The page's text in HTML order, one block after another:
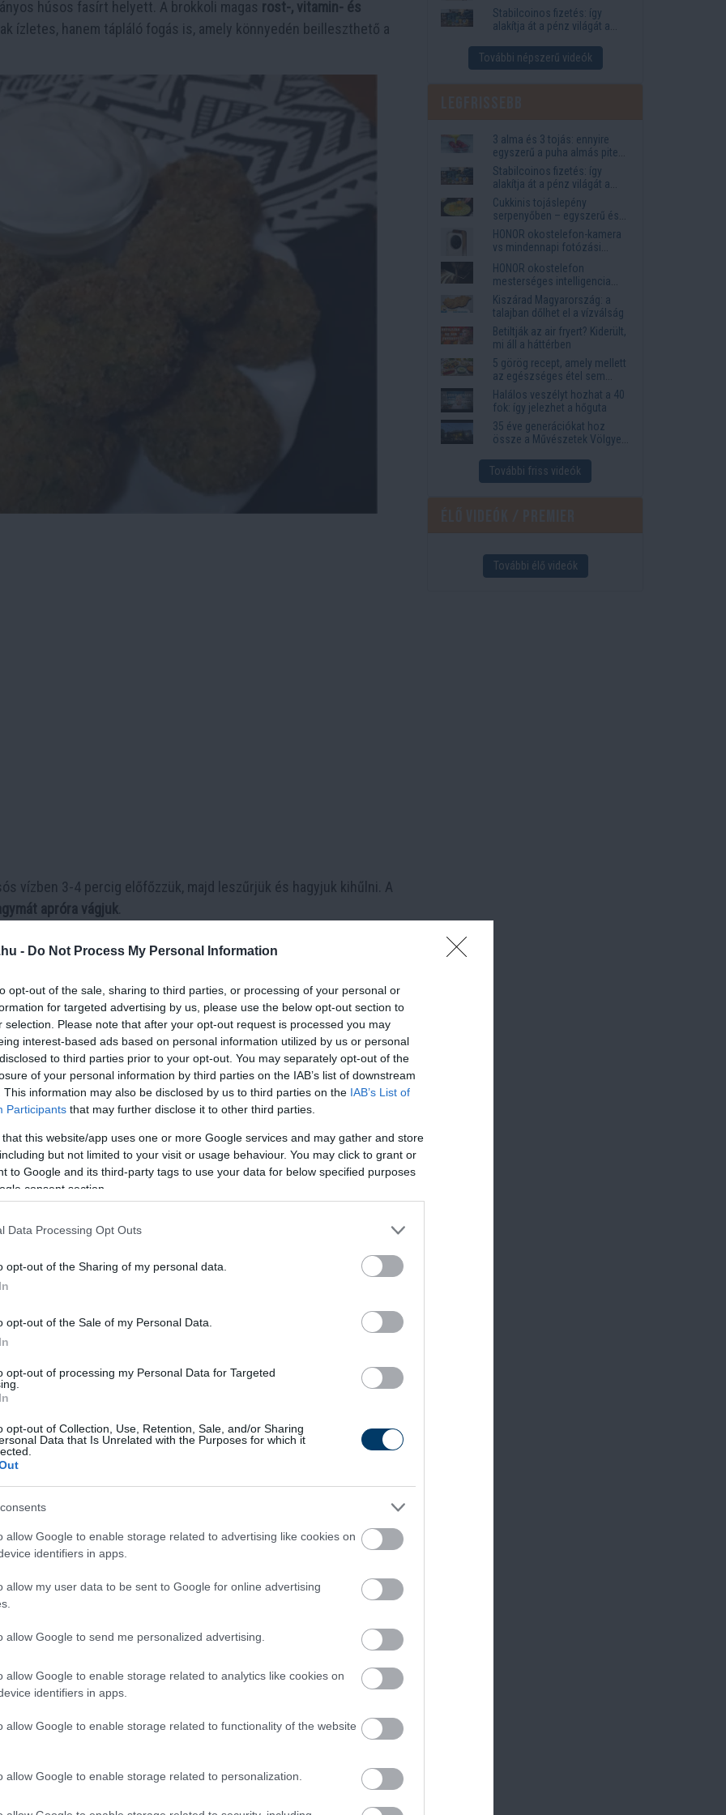
- Do Not Process My Personal Information
opt-out of the sale, sharing to third parties, or processing of your personal or
for targeted advertising by us, please use the below opt-out section to
selection. Please note that after your opt-out request is processed you may
interest-based ads based on personal information utilized by us or personal
to third parties prior to your opt-out. You may separately opt-out of the
of your personal information by third parties on the IAB’s list of downstream
This information may also be disclosed by us to third parties on the IAB’s List of
Participants that may further disclose it to other third parties.
that this website/app uses one or more Google services and may gather and store
but not limited to your visit or usage behaviour. You may click to grant or
to Google and its third-party tags to use your data for below specified purposes
consent section.
Data Processing Opt Outs
opt-out of the Sharing of my personal data.
opt-out of the Sale of my Personal Data.
opt-out of processing my Personal Data for Targeted
opt-out of Collection, Use, Retention, Sale, and/or Sharing
Data that Is Unrelated with the Purposes for which it
allow Google to enable storage related to advertising like cookies on
identifiers in apps.
allow my user data to be sent to Google for online advertising
allow Google to send me personalized advertising.
allow Google to enable storage related to analytics like cookies on
identifiers in apps.
allow Google to enable storage related to functionality of the website
allow Google to enable storage related to personalization.
húsos fasírt helyett. A brokkoli magas rost-, vitamin- és
ízletes, hanem tápláló fogás is, amely könnyedén beilleszthető a
vízben 3-4 percig előfőzzük, majd leszűrjük és hagyjuk kihűlni. A
apróra vágjuk
majd hozzáadjuk a reszelt sárgarépát, a hagymát, a fokhagymát, a
belekeverjük a zsemlemorzsát, és alaposan összedolgozzuk a
javíthatjuk az állagát.
formázunk , majd közepesen forró olajbanaranybarnára sütjük
sütést, a fasírtokat sütőpapírral bélelt tepsiben, 180°C-on 20-25
okhoz, salátákhoz vagy akár főzelékek mellé is
. Hidegen és
And All The
Fungus Is A Parasite, And It
Dies From A Drop Of Plain...
igények
Stabilcoinos fizetés: így
alakítja át a pénz világát a
Western Union
További népszerű videók
3 alma és 3 tojás: ennyire
egyszerű a puha almás pite
titka
Stabilcoinos fizetés: így
alakítja át a pénz világát a
Visa, a Mastercard és a
Western Union
Cukkinis tojáslepény
serpenyőben – egyszerű és
laktató vacsora
HONOR okostelefon-kamera
vs mindennapi fotózási
igények
HONOR okostelefon
mesterséges intelligencia
funkciók, amelyek
megkönnyítik az életet
Kiszárad Magyarország: a
talajban dőlhet el a vízválság
Betiltják az air fryert? Kiderült,
mi áll a háttérben
5 görög recept, amely mellett
az egészséges étel sem
tűnik lemondásnak
Halálos veszélyt hozhat a 40
fok: így jelezhet a hőguta
35 éve generációkat hoz
össze a Művészetek Völgye
és a bérletár
További friss videók
További élő videók